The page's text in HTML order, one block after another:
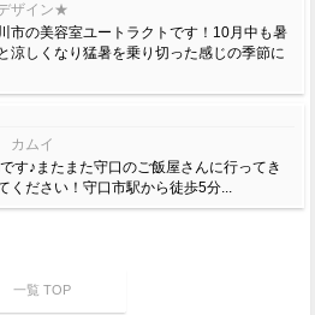
ザイン★
市の美容室ユートラクトです！10月中も暑
涼しくなり猛暑を乗り切った感じの季節に
カムイ
す♪またまた守口のご飯屋さんに行ってき
ください！守口市駅から徒歩5分...
一覧 TOP